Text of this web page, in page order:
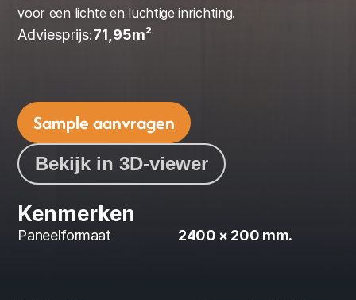
Adviesprijs:71,95m²
voor een lichte en luchtige inrichting.
Sample aanvragen
Bekijk in 3D-viewer
Kenmerken
Paneelformaat 2400 × 200 mm.